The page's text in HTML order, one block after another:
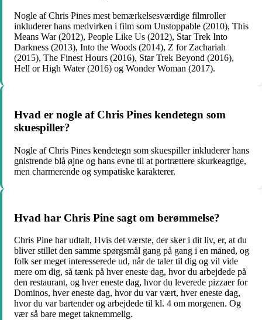
Nogle af Chris Pines mest bemærkelsesværdige filmroller
inkluderer hans medvirken i film som Unstoppable (2010), This
Means War (2012), People Like Us (2012), Star Trek Into
Darkness (2013), Into the Woods (2014), Z for Zachariah
(2015), The Finest Hours (2016), Star Trek Beyond (2016),
Hell or High Water (2016) og Wonder Woman (2017).
Hvad er nogle af Chris Pines kendetegn som
skuespiller?
Nogle af Chris Pines kendetegn som skuespiller inkluderer hans
gnistrende blå øjne og hans evne til at portrættere skurkeagtige,
men charmerende og sympatiske karakterer.
Hvad har Chris Pine sagt om berømmelse?
Chris Pine har udtalt, Hvis det værste, der sker i dit liv, er, at du
bliver stillet den samme spørgsmål gang på gang i en måned, og
folk ser meget interesserede ud, når de taler til dig og vil vide
mere om dig, så tænk på hver eneste dag, hvor du arbejdede på
den restaurant, og hver eneste dag, hvor du leverede pizzaer for
Dominos, hver eneste dag, hvor du var vært, hver eneste dag,
hvor du var bartender og arbejdede til kl. 4 om morgenen. Og
vær så bare meget taknemmelig.